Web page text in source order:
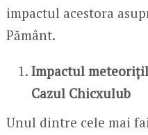
impactul acestora
Pământ.
Impactul
Cazul Chicxulub
Unul dintre cele mai